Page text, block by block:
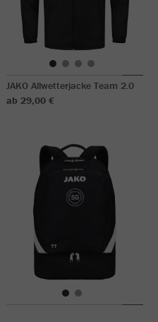
JAKO Allwetterjacke Team 2.0
ab 29,00 €